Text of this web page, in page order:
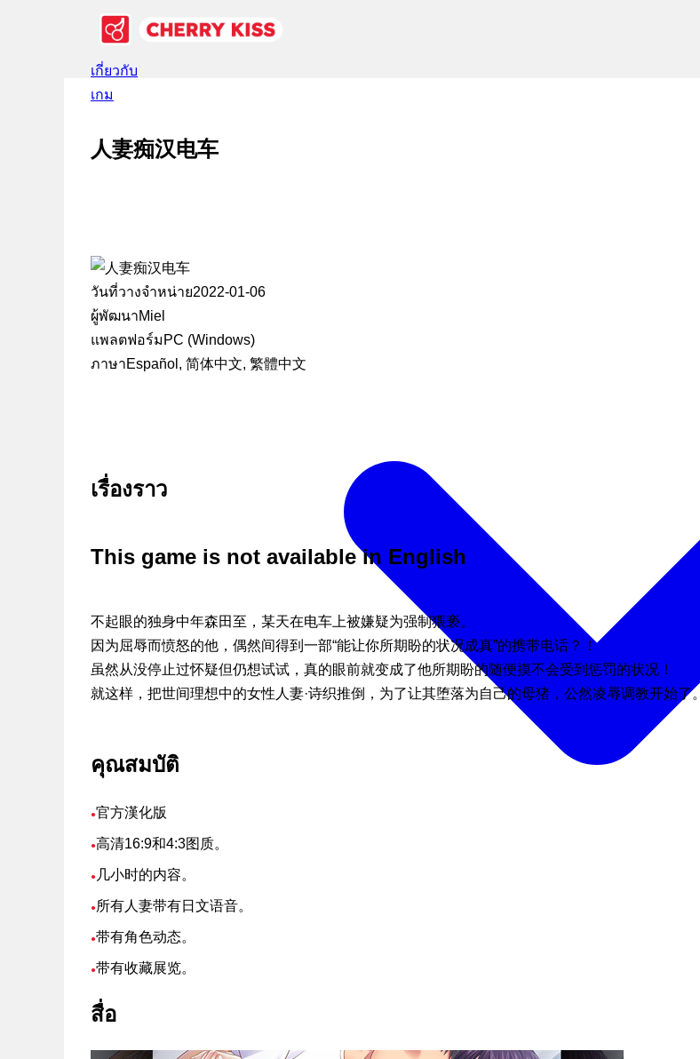
เกี่ยวกับ
เกม
人妻痴汉电车
วันที่วางจำหน่าย2022-01-06
ผู้พัฒนาMiel
แพลตฟอร์ม PC (Windows)
ภาษาEspañol, 简体中文, 繁體中文
เรื่องราว
This game is not available in English
不起眼的独身中年森田至，某天在电车上被嫌疑为强制猥亵。
因为屈辱而愤怒的他，偶然间得到一部“能让你所期盼的状况成真”的携带电话？！
虽然从没停止过怀疑但仍想试试，真的眼前就变成了他所期盼的随便摸不会受到惩罚的状况！
就这样，把世间理想中的女性人妻·诗织推倒，为了让其堕落为自己的母猪，公然凌辱调教开始了。
คุณสมบัติ
●官方漢化版
●高清16:9和4:3图质。
● 几小时的内容。
● 所有人妻带有日文语音。
●带有角色动态。
●带有收藏展览。
สื่อ